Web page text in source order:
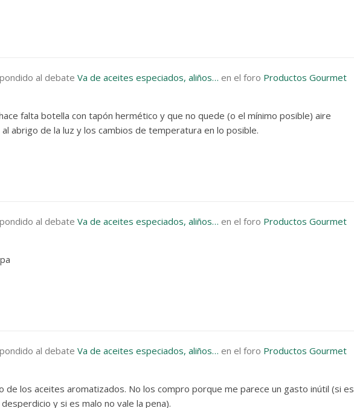
al debateVa de aceites especiados, aliños… en el foro Productos Gourmet
falta botella con tapón hermético y que no quede (o el mínimo posible) aire
abrigo de la luz y los cambios de temperatura en lo posible.
al debateVa de aceites especiados, aliños… en el foro Productos Gourmet
al debateVa de aceites especiados, aliños… en el foro Productos Gourmet
de los aceites aromatizados. No los compro porque me parece un gasto inútil (si es
y si es malo no vale la pena).